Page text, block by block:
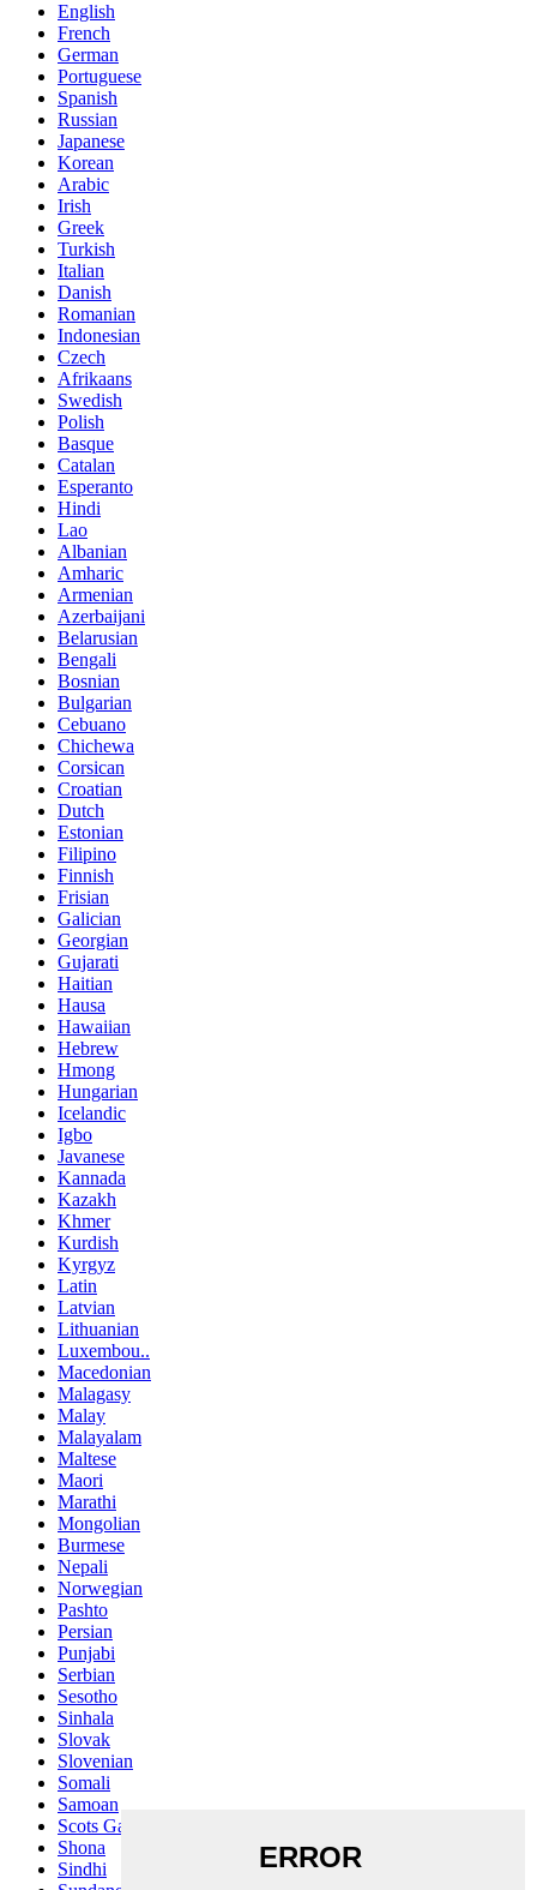
English
French
German
Portuguese
Spanish
Russian
Japanese
Korean
Arabic
Irish
Greek
Turkish
Italian
Danish
Romanian
Indonesian
Czech
Afrikaans
Swedish
Polish
Basque
Catalan
Esperanto
Hindi
Lao
Albanian
Amharic
Armenian
Azerbaijani
Belarusian
Bengali
Bosnian
Bulgarian
Cebuano
Chichewa
Corsican
Croatian
Dutch
Estonian
Filipino
Finnish
Frisian
Galician
Georgian
Gujarati
Haitian
Hausa
Hawaiian
Hebrew
Hmong
Hungarian
Icelandic
Igbo
Javanese
Kannada
Kazakh
Khmer
Kurdish
Kyrgyz
Latin
Latvian
Lithuanian
Luxembou..
Macedonian
Malagasy
Malay
Malayalam
Maltese
Maori
Marathi
Mongolian
Burmese
Nepali
Norwegian
Pashto
Persian
Punjabi
Serbian
Sesotho
Sinhala
Slovak
Slovenian
Somali
Samoan
Scots Gaelic
Shona
Sindhi